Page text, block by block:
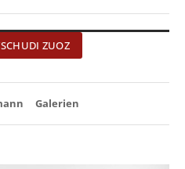
ZUOZ
Galerien